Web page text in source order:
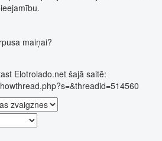
maiņai?
Elotrolado.net šajā saitē: